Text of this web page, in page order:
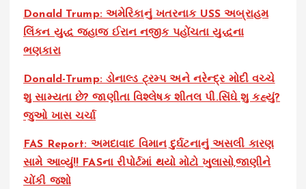
Donald Trump: અમેરિકાનું ખતરનાક USS અબ્રાહમ
લિંકન યુદ્ધ જહાજ ઈરાન નજીક પહોંચતા યુદ્ધના
ભણકારા
Donald-Trump: ડોનાલ્ડ ટ્રમ્પ અને નરેન્દ્ર મોદી વચ્ચે
શુ સામ્યતા છે? જાણીતા વિશ્લેષક શીતલ પી.સિંઘે શુ કહ્યું?
જુઓ ખાસ ચર્ચા
FAS Report: અમદાવાદ વિમાન દુર્ઘટનાનું અસલી કારણ
સામે આવ્યું!! FASના રીપોર્ટમાં થયો મોટો ખુલાસો,જાણીને
ચોંકી જશો